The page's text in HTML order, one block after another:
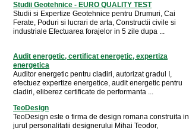
Studii Geotehnice - EURO QUALITY TEST
Studii si Expertize Geotehnice pentru Drumuri, Cai
Ferate, Poduri si lucrari de arta, Constructii civile si
industriale Efectuarea forajelor in 5 zile dupa ...
Audit energetic, certificat energetic, expertiza
energetica
Auditor energetic pentru cladiri, autorizat gradul I,
efectuez expertize energetice, audit energetic pentru
cladiri, eliberez certificate de performanta ...
TeoDesign
TeoDesign este o firma de design romana construita in
jurul personalitatii designerului Mihai Teodor,